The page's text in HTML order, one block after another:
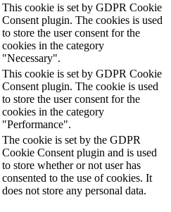
This cookie is set by GDPR Cookie
Consent plugin. The cookies is used
to store the user consent for the
cookies in the category
"Necessary".
This cookie is set by GDPR Cookie
Consent plugin. The cookie is used
to store the user consent for the
cookies in the category
"Performance".
The cookie is set by the GDPR
Cookie Consent plugin and is used
to store whether or not user has
consented to the use of cookies. It
does not store any personal data.